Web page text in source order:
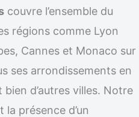
couvre l’ensemble du
régions comme Lyon
Cannes et Monaco sur
ses arrondissements en
d’autres villes. Notre
présence d’un